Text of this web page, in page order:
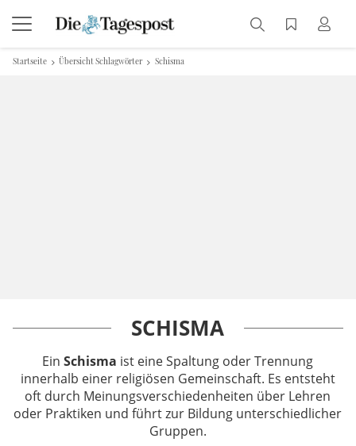
Startseite Übersicht Schlagwörter Schisma
SCHISMA
Ein Schisma ist eine Spaltung oder Trennung
innerhalb einer religiösen Gemeinschaft. Es entsteht
oft durch Meinungsverschiedenheiten über Lehren
oder Praktiken und führt zur Bildung unterschiedlicher
Gruppen.